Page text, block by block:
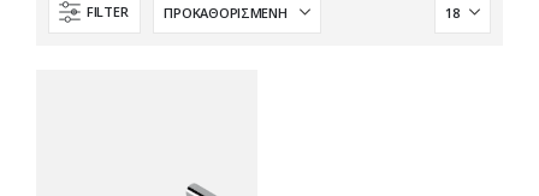
FILTER